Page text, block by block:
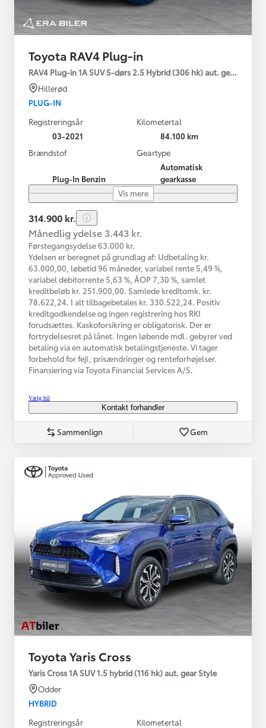
Toyota RAV4 Plug-in
RAV4 Plug-in 1A SUV 5-dørs 2.5 Hybrid (306 hk) aut. gear
Hillerød
PLUG-IN
Registreringsår
03-2021
Kilometertal
84.100 km
Brændstof
Plug-In Benzin
Geartype
Automatisk
gearkasse
Vis mere
314.900 kr.
Månedlig ydelse 3.443 kr.
Førstegangsydelse 63.000 kr.
Ydelsen er beregnet på grundlag af: Udbetaling kr.
63.000,00, løbetid 96 måneder, variabel rente 5,49 %,
variabel debitorrente 5,63 %, ÅOP 7,30 %, samlet
kreditbeløb kr. 251.900,00. Samlede kreditomk. kr.
78.622,24. I alt tilbagebetales kr. 330.522,24. Positiv
kreditgodkendelse og ingen registrering hos RKI
forudsættes. Kaskoforsikring er obligatorisk. Der er
fortrydelsesret på lånet. Ingen løbende mdl. gebyrer ved
betaling via en automatisk betalingstjeneste. Vi tager
forbehold for fejl, prisændringer og renteforhøjelser.
Finansiering via Toyota Financial Services A/S.
Vælg bil
Kontakt forhandler
Sammenlign Gem
Toyota Yaris Cross
Yaris Cross 1A SUV 1.5 hybrid (116 hk) aut. gear Style
Odder
HYBRID
Registreringsår
Kilometertal